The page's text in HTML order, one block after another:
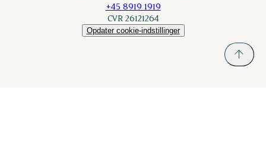
+45 8919 1919
CVR 26121264
Opdater cookie-indstillinger